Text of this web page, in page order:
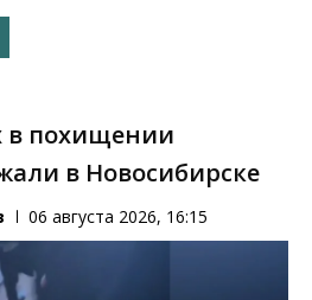
в похищении
в Новосибирске
06 августа 2026, 16:15